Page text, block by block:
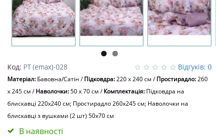
Відгуків: 0
Код: PT (emax)-028
Матеріал: Бавовна/Сатін /Підковдра:220 x 240 см /Простирадло:260
x 245 см /Наволочки:50 х 70 см /Комплектація: Підковдра на
блискавці 220x240 см; Простирадло 260x245 см; Наволочки на
блискавці з вушками (2 шт) 50х70 см
В наявності